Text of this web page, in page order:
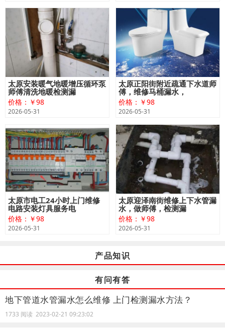
太原安装暖气地暖增压循环泵
师傅清洗地暖检测漏
价格：￥98
2026-05-31
太原正阳街附近疏通下水道师
傅，维修马桶漏水，
价格：￥98
2026-05-31
太原市电工24小时上门维修
电路安装灯具服务电
价格：￥98
2026-05-31
太原迎泽南街维修上下水管漏
水，做师傅，检测漏
价格：￥98
2026-05-31
产品知识
有问有答
地下管道水管漏水怎么维修 上门检测漏水方法？
1733 阅读 2023-02-21 09:23:02